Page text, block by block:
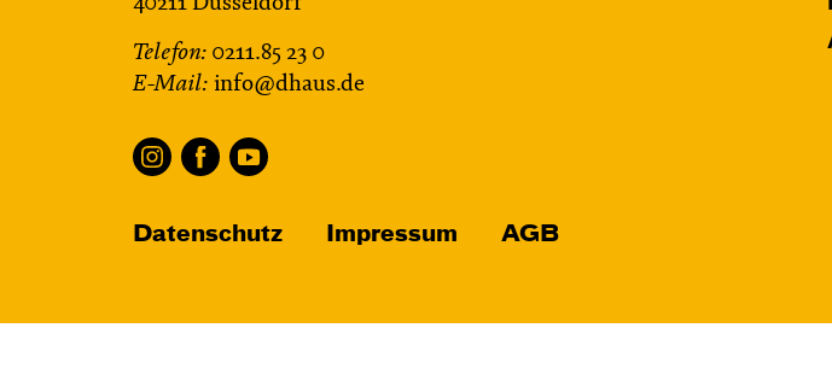
Telefon: 0211.85 23 0
E-Mail: info@dhaus.de
Datenschutz Impressum AGB